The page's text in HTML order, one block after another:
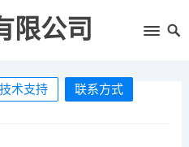
限公司
技术支持 联系方式